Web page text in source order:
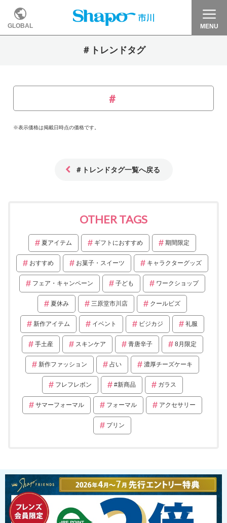
GLOBAL MENU
＃トレンドタグ
※表示価格は掲載日時点の価格です。
＃トレンドタグ一覧へ戻る
OTHER TAGS
夏アイテム ギフトにおすすめ 期間限定
おすすめ お菓子・スイーツ キャラクターグッズ
フェア・キャンペーン 子ども ワークショップ
夏休み 三原堂市川店 クールビズ
新作アイテム イベント ビジカジ 礼服
手土産 スキンケア 青唐辛子 8月限定
新作ファッション 占い 濃厚チーズケーキ
フレフレボン #新商品 ガラス
サマーフォーマル フォーマル アクセサリー
プリン